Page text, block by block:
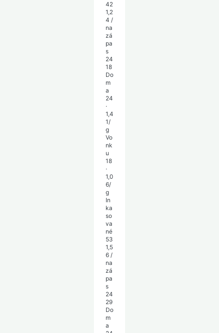
42
1,2
4 /
na
zá
pa
s
24
18
Do
m
a
24
·
1,4
1/
g
Vo
nk
u
18
·
1,0
6/
g
In
ka
so
va
né
53
1,5
6 /
na
zá
pa
s
24
29
Do
m
a